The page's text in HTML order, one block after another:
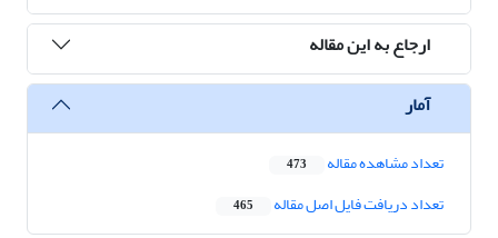
ارجاع به این مقاله
آمار
تعداد مشاهده مقاله 473
تعداد دریافت فایل اصل مقاله 465